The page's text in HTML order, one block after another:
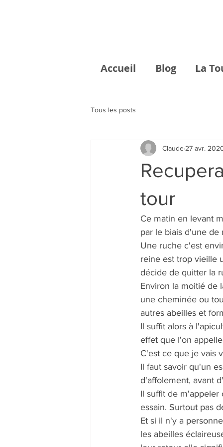
Accueil Blog La
Tous les posts
tour
Claude 27 avr.
Ce matin en levant
par le biais d'une de
Une ruche c'est
reine est trop vieille
décide de quitter la
Environ la moitié de
une cheminée ou
autres abeilles et
Il suffit alors à
effet que l'on
C'est ce que je vais
Il faut savoir qu'un
d'affolement, avant
Il suffit de
essain. Surtout pas
Et si il n'y a
les abeilles